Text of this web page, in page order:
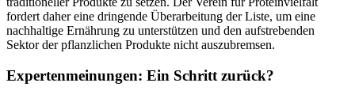
fordert daher eine dringende Überarbeitung der Liste, um eine
nachhaltige Ernährung zu unterstützen und den aufstrebenden
Sektor der pflanzlichen Produkte nicht auszubremsen.
Expertenmeinungen: Ein Schritt zurück?